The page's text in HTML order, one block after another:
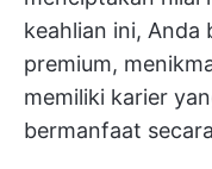
keahlian ini, Anda
premium,
memiliki karier
bermanfaat